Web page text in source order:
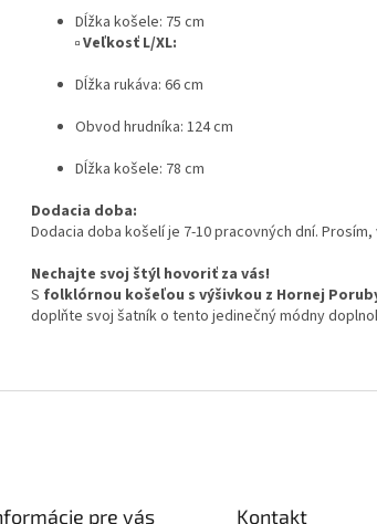
Dĺžka košele: 75 cm
▫️Veľkosť L/XL:
Dĺžka rukáva: 66 cm
Obvod hrudníka: 124 cm
Dĺžka košele: 78 cm
Dodacia doba:
Dodacia doba košelí je 7-10 pracovných dní.
Nechajte svoj štýl hovoriť za vás!
S folklórnou košeľou s výšivkou z Hornej
doplňte svoj šatník o tento jedinečný módny
pre vás Kontakt